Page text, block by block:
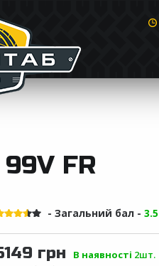
FR
- Загальний бал - 3.5
грн В наявності 2шт.